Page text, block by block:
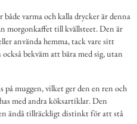
varma och kalla drycker är denna
morgonkaffet till kvällsteet. Den är
använda hemma, tack vare sitt
bekväm att bära med sig, utan
muggen, vilket ger den en ren och
med andra köksartiklar. Den
ändå tillräckligt distinkt för att stå